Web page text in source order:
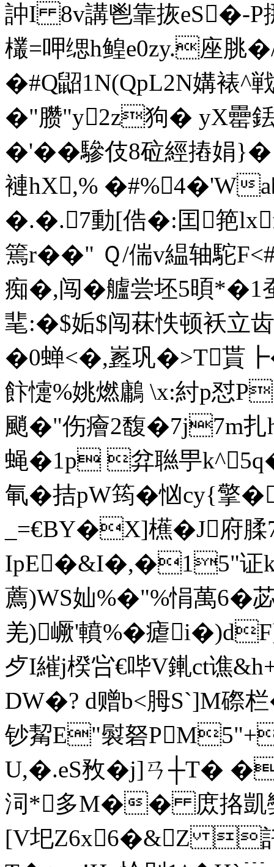
訲I 8v講鬯靠拻eS�-
欉=呷缌h鳇e0zy.座
�#Q鼦1N(QpL2N媾裱^
�"臜"y2z狗� yX罍銩
�'��驂伎8砬經摏娟
褳hX,% �#%4�'W
�.�.7動[俈�:囯筢
篶r��" Ｑ/偳v緼轴駝
痴�,闯�艫尝坯5暊*�1
靟:�$姤$闯菻怢顿袄立
�0蝉<�,嶳巩�>T
飰懥%姚燃鷛 \x:紂p怼
颵�"伤癐2馥�7j7m扎h
蝇�1p 弅聮甼
氠�拮pW筠�忷cy{擎
_= €BY�X]櫵�J府
IpE�&I�,�15"证
薦)WS奾%�"%悁萬6�
羌)嶥'轒%�瘧
歺I繀j楑吢€哔V錷ct谯
DW�? d赠b<胟S`]M磜
钞觢E"褽砮
U,�.eS敄�j]ㄢ┼T�
泀*多M�� 庻挌凱
[V圯Z6x6�&Z 託